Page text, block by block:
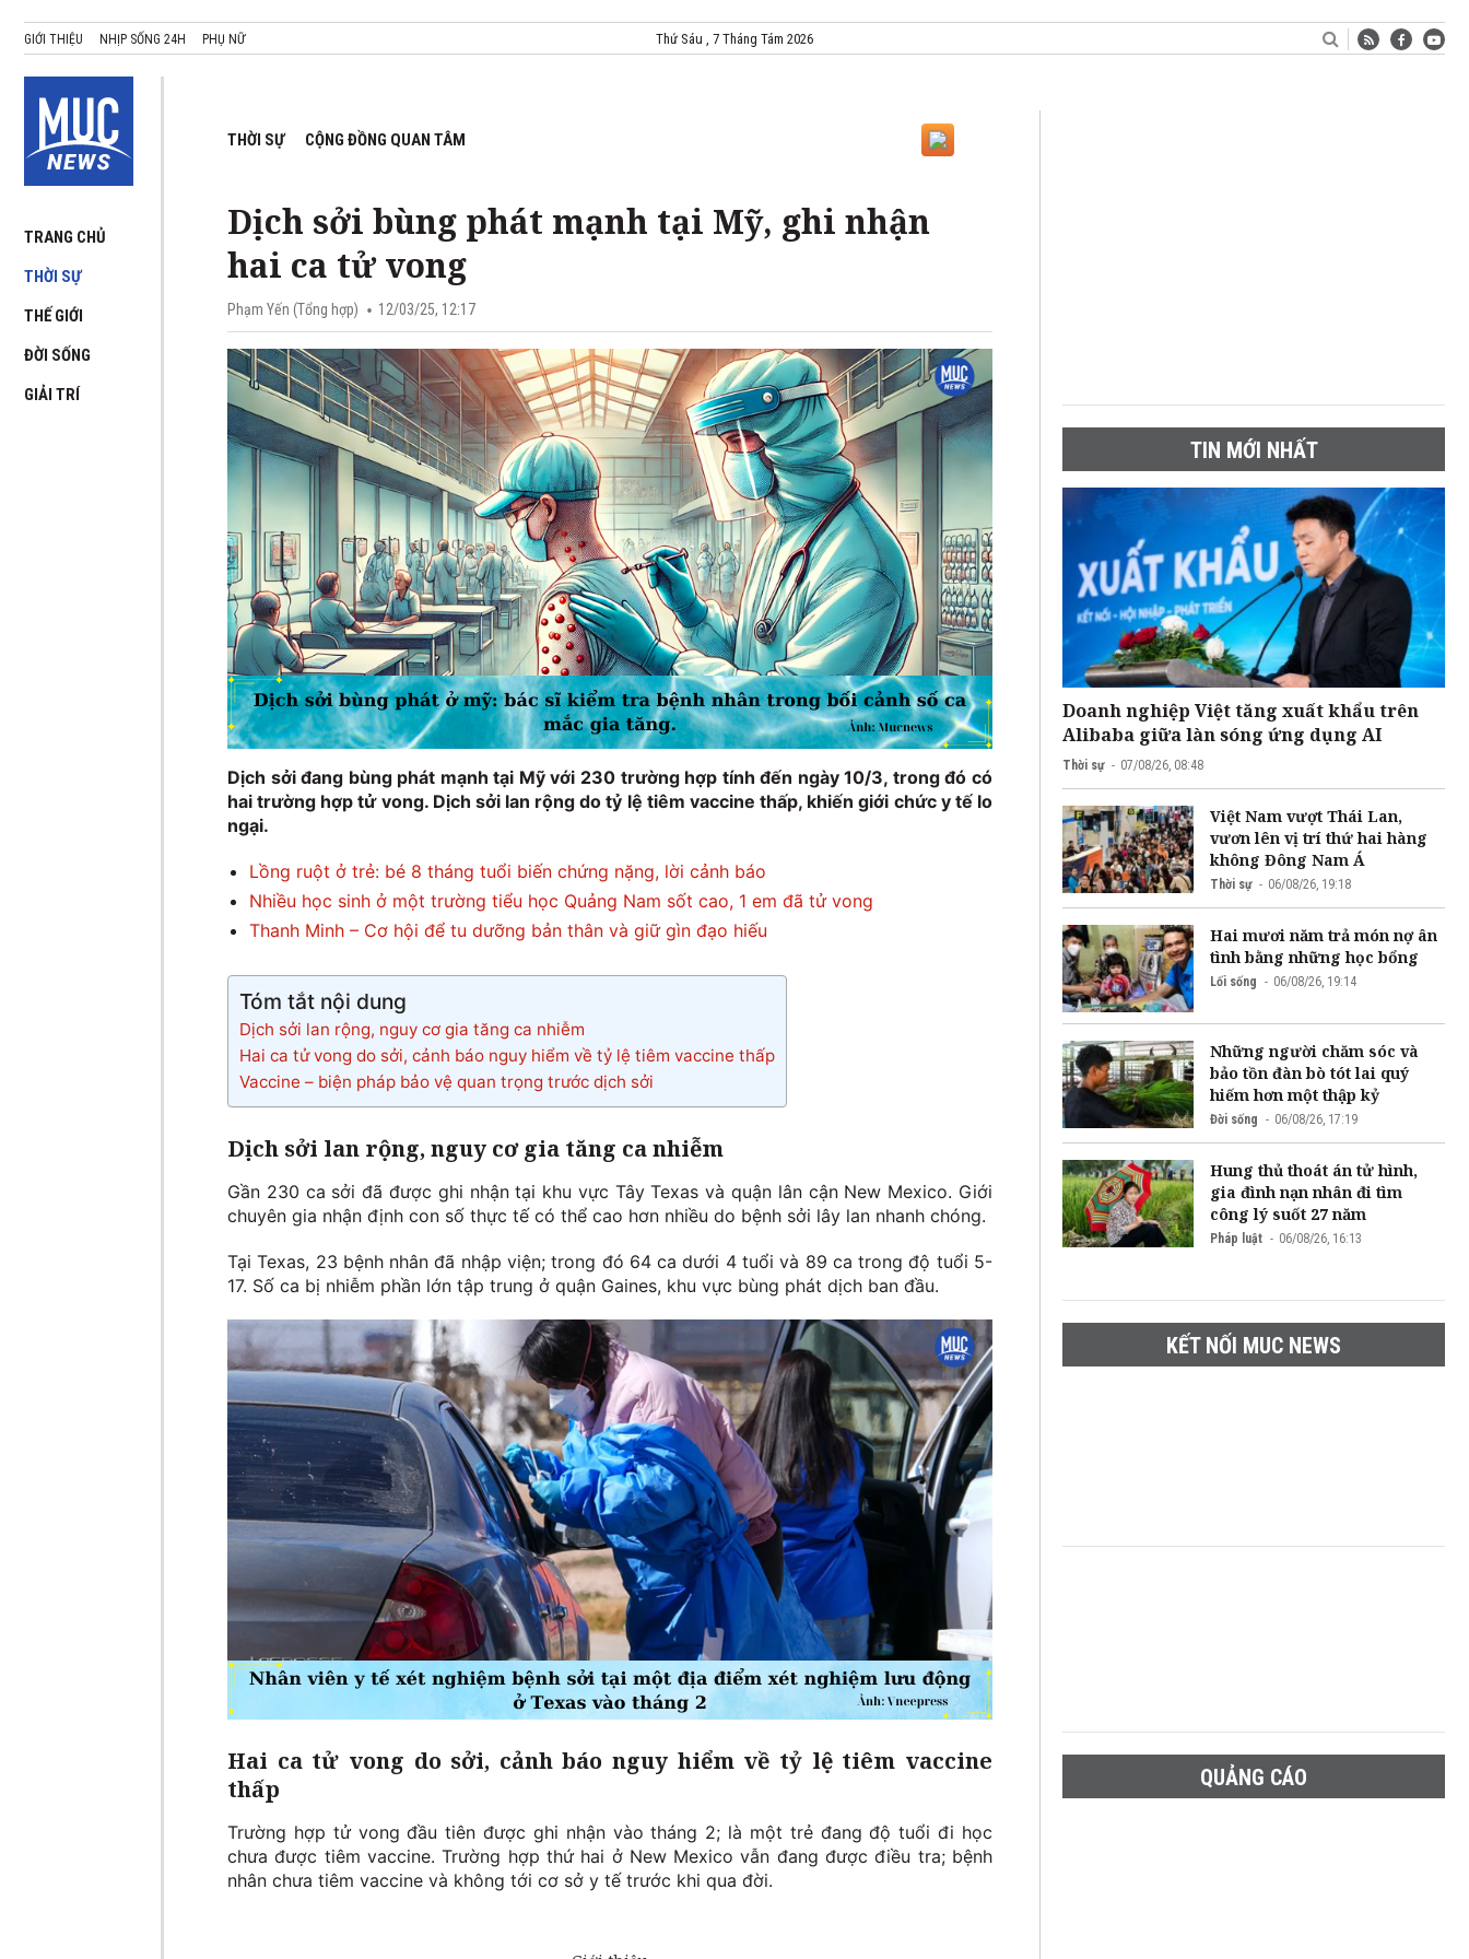
GIỚI THIỆU NHỊP SỐNG 24H PHỤ NỮ Thứ Sáu , 7 Tháng Tám 2026
TRANG CHỦ
THỜI SỰ
THẾ GIỚI
ĐỜI SỐNG
GIẢI TRÍ
THỜI SỰ CỘNG ĐỒNG QUAN TÂM
Dịch sởi bùng phát mạnh tại Mỹ, ghi nhận
hai ca tử vong
Phạm Yến (Tổng hợp) 12/03/25, 12:17
Dịch sởi đang bùng phát mạnh tại Mỹ với 230 trường hợp tính đến ngày 10/3, trong đó có
hai trường hợp tử vong. Dịch sởi lan rộng do tỷ lệ tiêm vaccine thấp, khiến giới chức y tế lo
ngại.
Lồng ruột ở trẻ: bé 8 tháng tuổi biến chứng nặng, lời cảnh báo
Nhiều học sinh ở một trường tiểu học Quảng Nam sốt cao, 1 em đã tử vong
Thanh Minh – Cơ hội để tu dưỡng bản thân và giữ gìn đạo hiếu
Tóm tắt nội dung
Dịch sởi lan rộng, nguy cơ gia tăng ca nhiễm
Hai ca tử vong do sởi, cảnh báo nguy hiểm về tỷ lệ tiêm vaccine thấp
Vaccine – biện pháp bảo vệ quan trọng trước dịch sởi
Dịch sởi lan rộng, nguy cơ gia tăng ca nhiễm
Gần 230 ca sởi đã được ghi nhận tại khu vực Tây Texas và quận lân cận New Mexico. Giới
chuyên gia nhận định con số thực tế có thể cao hơn nhiều do bệnh sởi lây lan nhanh chóng.
Tại Texas, 23 bệnh nhân đã nhập viện; trong đó 64 ca dưới 4 tuổi và 89 ca trong độ tuổi 5-
17. Số ca bị nhiễm phần lớn tập trung ở quận Gaines, khu vực bùng phát dịch ban đầu.
Hai ca tử vong do sởi, cảnh báo nguy hiểm về tỷ lệ tiêm vaccine
thấp
Trường hợp tử vong đầu tiên được ghi nhận vào tháng 2; là một trẻ đang độ tuổi đi học
chưa được tiêm vaccine. Trường hợp thứ hai ở New Mexico vẫn đang được điều tra; bệnh
nhân chưa tiêm vaccine và không tới cơ sở y tế trước khi qua đời.
TIN MỚI NHẤT
Doanh nghiệp Việt tăng xuất khẩu trên
Alibaba giữa làn sóng ứng dụng AI
Thời sự 07/08/26, 08:48
Việt Nam vượt Thái Lan,
vươn lên vị trí thứ hai hàng
không Đông Nam Á
Thời sự 06/08/26, 19:18
Hai mươi năm trả món nợ ân
tình bằng những học bổng
Lối sống 06/08/26, 19:14
Những người chăm sóc và
bảo tồn đàn bò tót lai quý
hiếm hơn một thập kỷ
Đời sống 06/08/26, 17:19
Hung thủ thoát án tử hình,
gia đình nạn nhân đi tìm
công lý suốt 27 năm
Pháp luật 06/08/26, 16:13
KẾT NỐI MUC NEWS
QUẢNG CÁO